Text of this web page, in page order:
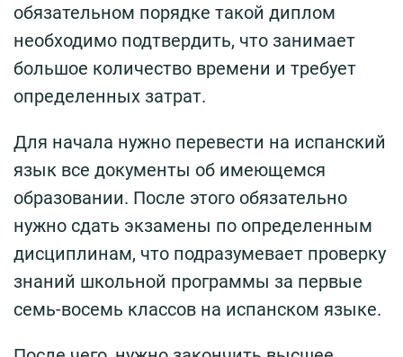
обязательном порядке такой диплом
необходимо подтвердить, что занимает
большое количество времени и требует
определенных затрат.
Для начала нужно перевести на испанский
язык все документы об имеющемся
образовании. После этого обязательно
нужно сдать экзамены по определенным
дисциплинам, что подразумевает проверку
знаний школьной программы за первые
семь-восемь классов на испанском языке.